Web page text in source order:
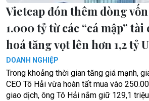
Vietcap đón thêm dòng
1.000 tỷ từ các “cá mập”
hoá tăng vọt lên hơn 1,2 tỷ
DOANH NGHIỆP
Trong khoảng thời gian tăng giá mạnh,
CEO Tô Hải vừa hoàn tất mua vào
giao dịch, ông Tô Hải nắm giữ 129,1